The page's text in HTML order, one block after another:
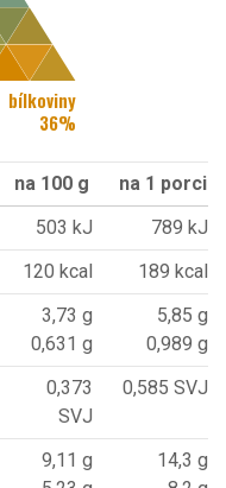
bílkoviny
36%
na 100 g
na 1 porci
503 kJ
789 kJ
120 kcal
189 kcal
3,73 g
0,631 g
5,85 g
0,989 g
0,373
SVJ
0,585 SVJ
9,11 g
14,3 g